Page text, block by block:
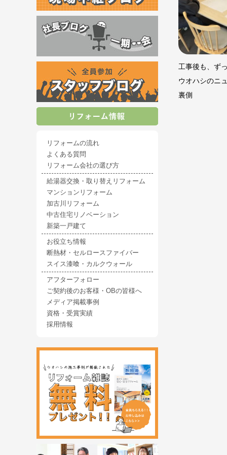
工事後も、ず
ウオハシのニ
裏側
リフォームの流れ
よくある質問
リフォーム会社の選び方
給湯器交換・取り替えリフォーム
マンションリフォーム
加古川リフォーム
中古住宅リノベーション
新築一戸建て
お役立ち情報
断熱材・セルロースファイバー
スイス漆喰・カルクウォール
アフターフォロー
ご契約後のお客様・OBの皆様へ
メディア掲載事例
資格・受賞実績
採用情報